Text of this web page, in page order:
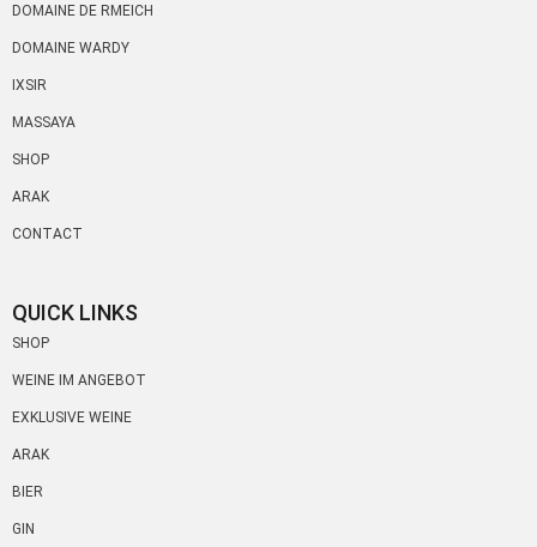
DOMAINE DE RMEICH
DOMAINE WARDY
IXSIR
MASSAYA
SHOP
ARAK
CONTACT
QUICK LINKS
SHOP
WEINE IM ANGEBOT
EXKLUSIVE WEINE
ARAK
BIER
GIN